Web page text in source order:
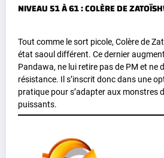
NIVEAU 51 À 61 : COLÈRE DE
Tout comme le sort picole, Colère de
état saoul différent. Ce dernier
Pandawa, ne lui retire pas de PM et ne
résistance. Il s’inscrit donc dans une
pratique pour s’adapter aux monstres
puissants.